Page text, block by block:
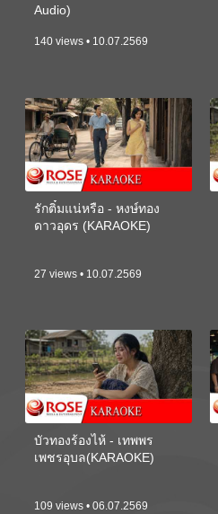
Audio)
140 views • 10.07.2569
รักติ๋มแน่หรือ - หงษ์ทอง
ดาวอุดร (KARAOKE)
27 views • 10.07.2569
บัวทองร้องไห้ - เทพพร
เพชรอุบล(KARAOKE)
109 views • 06.07.2569